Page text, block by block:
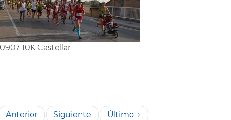
0907 10K Castellar
Anterior Siguiente Último →